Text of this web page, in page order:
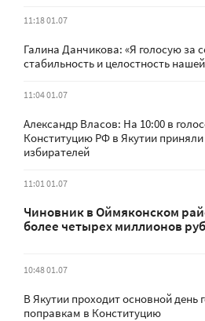
11:18 01.07
Галина Данчикова: «Я голосую за
стабильность и целостность
11:04 01.07
Александр Власов: На 10:00 в
Конституцию РФ в Якутии приняли
избирателей
11:01 01.07
Чиновник в Оймяконском
более четырех миллионов
10:48 01.07
В Якутии проходит основной день
поправкам в Конституцию